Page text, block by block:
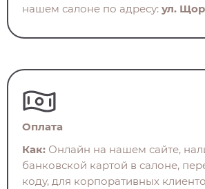
нашем салоне по адресу: ул.
Оплата
Как: Онлайн на нашем сайте,
банковской картой в салоне,
коду, для корпоративных